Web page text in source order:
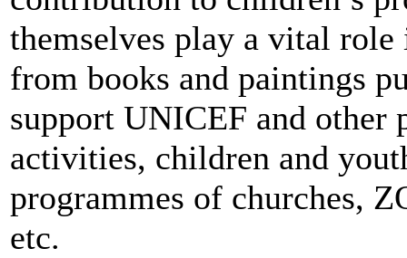
themselves play a vital
from books and paintings
support UNICEF and other
activities, children and
programmes of churches,
etc.